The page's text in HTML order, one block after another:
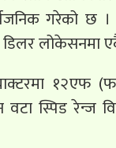
गरेको छ
डिलर लोकेसनमा
१२एफ
स्पिड रेन्ज